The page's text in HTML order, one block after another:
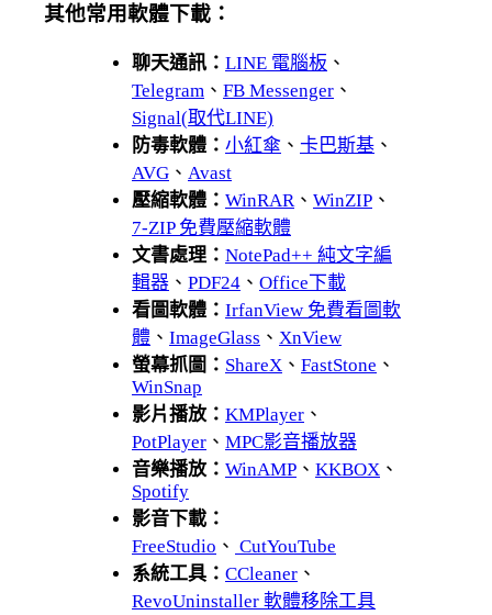
其他常用軟體下載：
聊天通訊： LINE 電腦板 、
Telegram 、 FB Messenger 、
Signal(取代LINE)
防毒軟體： 小紅傘 、 卡巴斯基 、
AVG 、 Avast
壓縮軟體： WinRAR、 WinZIP 、
7-ZIP 免費壓縮軟體
文書處理： NotePad++ 純文字編
輯器 、 PDF24 、 Office下載
看圖軟體： IrfanView 免費看圖軟
體 、 ImageGlass 、 XnView
螢幕抓圖： ShareX 、 FastStone 、
WinSnap
影片播放： KMPlayer 、
PotPlayer 、 MPC影音播放器
音樂播放： WinAMP 、 KKBOX 、
Spotify
影音下載：
FreeStudio 、 CutYouTube
系統工具： CCleaner 、
RevoUninstaller 軟體移除工具